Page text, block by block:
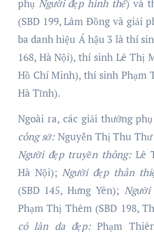
phụ Người đẹp hình thể) và
(SBD 199, Lâm Đồng và giải
ba danh hiệu Á hậu 3 là thí
168, Hà Nội), thí sinh Lê Thị
Hồ Chí Minh), thí sinh Phạm
Hà Tĩnh).
Ngoài ra, các giải thưởng
công sở:Nguyễn Thị Thu Thư
Người đẹp truyền thông:Lê
Hà Nội);Người đẹp thân
(SBD 145, Hưng Yên);
Phạm Thị Thêm (SBD 198,
có làn da đẹp:Phạm